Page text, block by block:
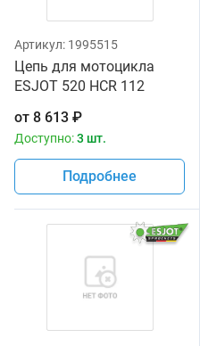
Артикул: 1995515
Цепь для мотоцикла
ESJOT 520 HCR 112
от 8 613 ₽
Доступно:3 шт.
Подробнее